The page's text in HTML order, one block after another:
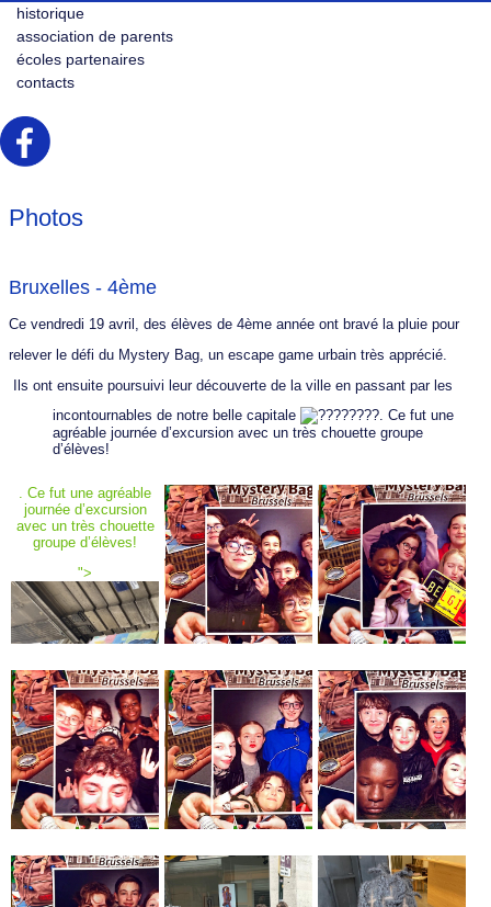
historique
association de parents
écoles partenaires
contacts
Photos
Bruxelles - 4ème
Ce vendredi 19 avril, des élèves de 4ème année ont bravé la pluie pour
relever le défi du Mystery Bag, un escape game urbain très apprécié.
Ils ont ensuite poursuivi leur découverte de la ville en passant par les
incontournables de notre belle capitale
. Ce fut une
agréable journée d’excursion avec un très chouette groupe
d’élèves!
. Ce fut une agréable
journée d’excursion
avec un très chouette
groupe d’élèves!
">